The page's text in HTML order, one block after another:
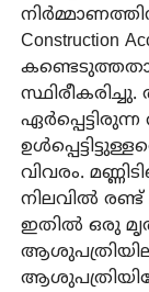
Construction
വിവരം.
നിലവിൽ
ഇതിൽ ഒരു